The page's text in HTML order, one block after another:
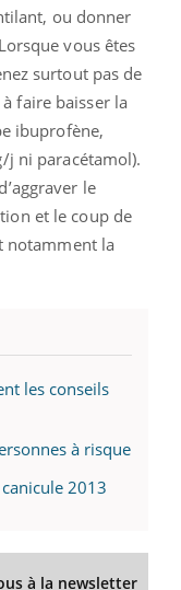
ou donner
vous êtes
surtout pas de
faire baisser la
ibuprofène,
j ni paracétamol).
le
et le coup de
notamment la
les conseils
à risque
2013
à la newsletter